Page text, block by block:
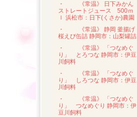
・
《常温》 日下みかん
ストレートジュース 500ｍ
ｌ 浜松市：日下(くさか)農園
・
《常温》 静岡 釜揚げ
桜えび缶詰 静岡市：山梨罐詰
・
《常温》 「つなめぐ
り」 とろつな 静岡市：伊豆
川飼料
・
《常温》 「つなめぐ
り」 しろつな 静岡市：伊豆
川飼料
・
《常温》 「つなめぐ
り」 つなめぐり 静岡市：伊
豆川飼料